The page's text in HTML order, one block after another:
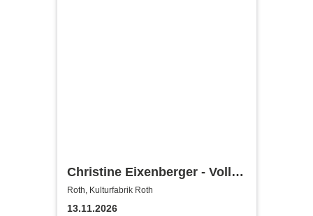
Christine Eixenberger - Volle
Kontrolle
Roth, Kulturfabrik Roth
13.11.2026